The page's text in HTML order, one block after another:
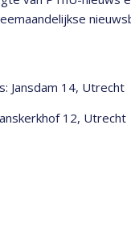
Jansdam 14, Utrecht
12, Utrecht